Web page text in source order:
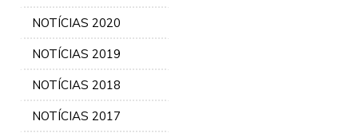
NOTÍCIAS 2020
NOTÍCIAS 2019
NOTÍCIAS 2018
NOTÍCIAS 2017